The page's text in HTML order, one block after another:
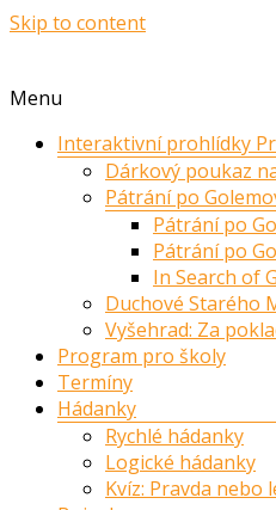
Skip to content
Menu
Interaktivní prohlídky
Dárkový poukaz
Pátrání po
Pátrání po
Pátrání po
In Search of
Duchové Starého
Vyšehrad: Za
Program pro školy
Termíny
Hádanky
Rychlé hádanky
Logické hádanky
Kvíz: Pravda nebo